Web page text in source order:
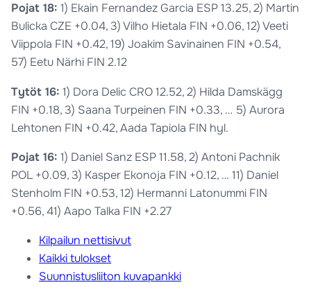
Pojat 18:1) Ekain Fernandez Garcia ESP 13.25, 2) Martin
Bulicka CZE +0.04, 3) Vilho Hietala FIN +0.06, 12) Veeti
Viippola FIN +0.42, 19) Joakim Savinainen FIN +0.54,
57) Eetu Närhi FIN 2.12
Tytöt 16:1) Dora Delic CRO 12.52, 2) Hilda Damskägg
FIN +0.18, 3) Saana Turpeinen FIN +0.33, … 5) Aurora
Lehtonen FIN +0.42, Aada Tapiola FIN hyl.
Pojat 16:1) Daniel Sanz ESP 11.58, 2) Antoni Pachnik
POL +0.09, 3) Kasper Ekonoja FIN +0.12, … 11) Daniel
Stenholm FIN +0.53, 12) Hermanni Latonummi FIN
+0.56, 41) Aapo Talka FIN +2.27
Kilpailun nettisivut
Kaikki tulokset
Suunnistusliiton kuvapankki